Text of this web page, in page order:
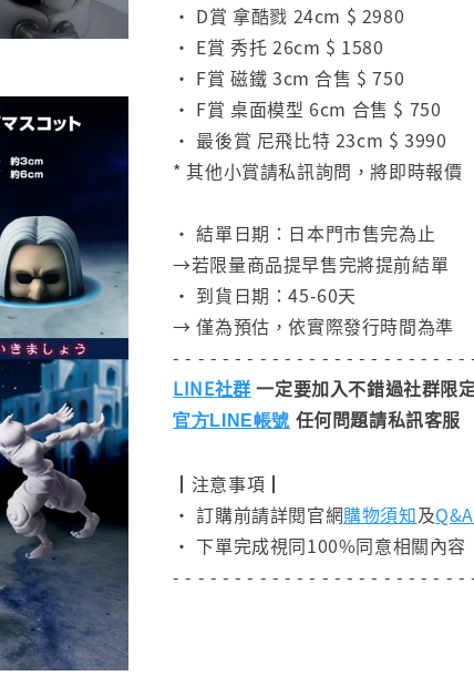
• D賞 拿酷戮 24cm $ 2980
• E賞 秀托 26cm $ 1580
• F賞 磁鐵 3cm 合售 $ 750
• F賞 桌面模型 6cm 合售 $ 750
• 最後賞 尼飛比特 23cm $ 3990
* 其他小賞請私訊詢問，將即時報價
• 結單日期：日本門市售完為止
→若限量商品提早售完將提前結單
• 到貨日期：45-60天
→ 僅為預估，依實際發行時間為準
- - - - - - - - - - - - - - - - - - - - - - - -
LINE社群 一定要加入不錯過社群限
官方LINE帳號 任何問題請私訊客服
┃注意事項┃
• 訂購前請詳閱官網購物須知及Q&A
• 下單完成視同100%同意相關內容
- - - - - - - - - - - - - - - - - - - - - - - -